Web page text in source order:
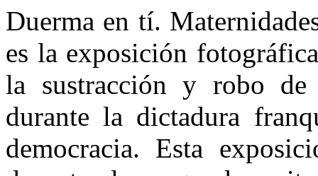
Duerma en tí.
es la exposición
la sustracción y robo de
durante la dictadura
democracia. Esta